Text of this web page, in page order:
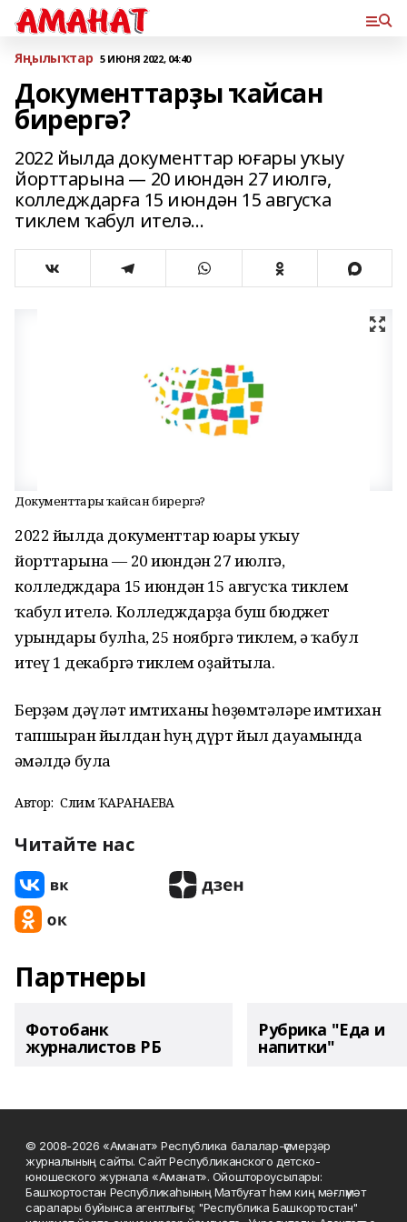
Яңылыҡтар 5 ИЮНЯ 2022, 04:40
Документтарҙы ҡайсан
бирергә?
2022 йылда документтар юғары уҡыу
йорттарына — 20 июндән 27 июлгә,
колледждарға 15 июндән 15 авгусҡа
тиклем ҡабул ителә...
Документтарҙы ҡайсан бирергә?
2022 йылда документтар юғары уҡыу
йорттарына — 20 июндән 27 июлгә,
колледждарға 15 июндән 15 авгусҡа тиклем
ҡабул ителә. Колледждарҙа буш бюджет
урындары булһа, 25 ноябргә тиклем, ә ҡабул
итеү 1 декабргә тиклем оҙайтыла.
Берҙәм дәүләт имтиханы һөҙөмтәләре имтихан
тапшырған йылдан һуң дүрт йыл дауамында
ғәмәлдә була
Автор: Сәлимә ҠАРАНАЕВА
Читайте нас
Партнеры
Фотобанк
журналистов РБ
Рубрика "Еда и
напитки"
© 2008-2026 «Аманат» Республика балалар-үҫмерҙәр
журналының сайты. Сайт Республиканского детско-
юношеского журнала «Аманат». Ойоштороусылары:
Башҡортостан Республикаһының Матбуғат һәм киң мәғлүмәт
саралары буйынса агентлығы; "Республика Башкортостан"